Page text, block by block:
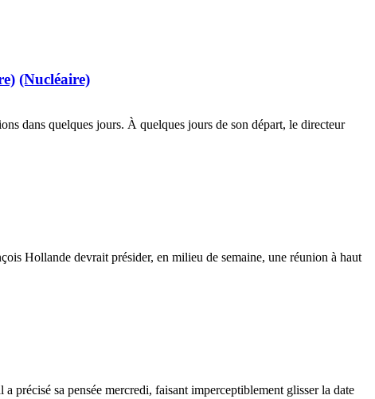
(Nucléaire)
dans quelques jours. À quelques jours de son départ, le directeur
Hollande devrait présider, en milieu de semaine, une réunion à haut
précisé sa pensée mercredi, faisant imperceptiblement glisser la date